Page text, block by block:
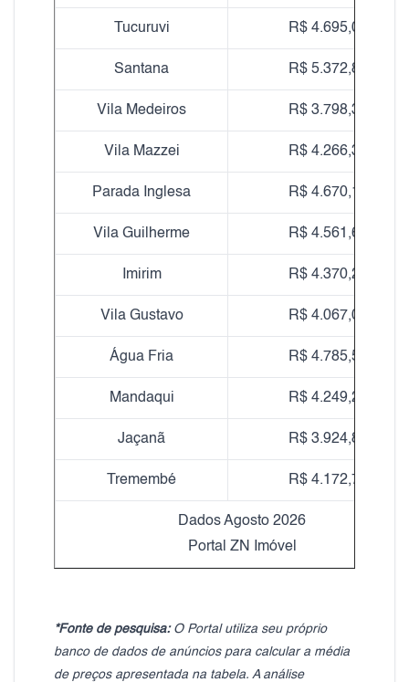
Tucuruvi R$ 4.695,05
Santana R$ 5.372,82
Vila Medeiros R$ 3.798,39
Vila Mazzei R$ 4.266,35
Parada Inglesa R$ 4.670,19
Vila Guilherme R$ 4.561,60
Imirim R$ 4.370,29
Vila Gustavo R$ 4.067,09
Água Fria R$ 4.785,50
Mandaqui R$ 4.249,20
Jaçanã R$ 3.924,83
Tremembé R$ 4.172,70
Dados Agosto 2026
Portal ZN Imóvel
*Fonte de pesquisa:O Portal utiliza seu próprio
banco de dados de anúncios para calcular a média
de preços apresentada na tabela. A análise